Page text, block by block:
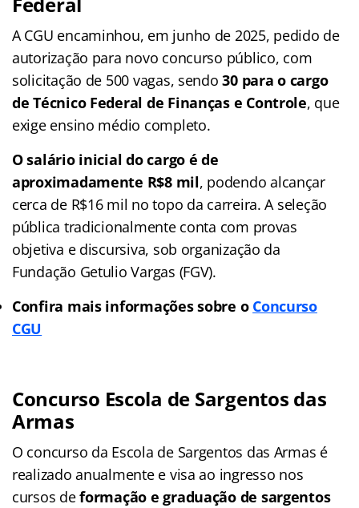
A CGU encaminhou, em junho de 2025, pedido de
autorização para novo concurso público, com
solicitação de 500 vagas, sendo30 para o cargo
de Técnico Federal de Finanças e Controle, que
exige ensino médio completo.
O salário inicial do cargo é de
aproximadamente R$8 mil, podendo alcançar
cerca de R$16 mil no topo da carreira. A seleção
pública tradicionalmente conta com provas
objetiva e discursiva, sob organização da
Fundação Getulio Vargas (FGV).
Confira mais informações sobre o Concurso
CGU
Concurso Escola de Sargentos das
Armas
O concurso da Escola de Sargentos das Armas é
realizado anualmente e visa ao ingresso nos
cursos deformação e graduação de sargentos